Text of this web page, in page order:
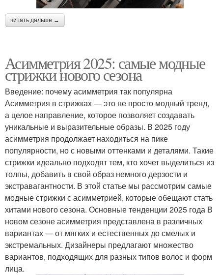
читать дальше →
Асимметрия 2025: самые модные
стрижки нового сезона
Введение: почему асимметрия так популярна
Асимметрия в стрижках — это не просто модный тренд,
а целое направление, которое позволяет создавать
уникальные и выразительные образы. В 2025 году
асимметрия продолжает находиться на пике
популярности, но с новыми оттенками и деталями. Такие
стрижки идеально подходят тем, кто хочет выделиться из
толпы, добавить в свой образ немного дерзости и
экстравагантности. В этой статье мы рассмотрим самые
модные стрижки с асимметрией, которые обещают стать
хитами нового сезона. Основные тенденции 2025 года В
новом сезоне асимметрия представлена в различных
вариантах — от мягких и естественных до смелых и
экстремальных. Дизайнеры предлагают множество
вариантов, подходящих для разных типов волос и форм
лица.